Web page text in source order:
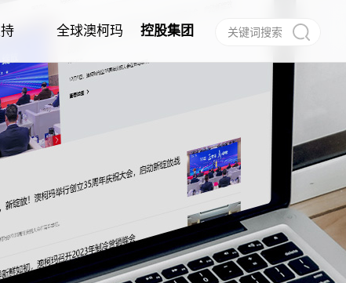
公告经销商合作
电子说明书
全球澳柯玛 控股集团